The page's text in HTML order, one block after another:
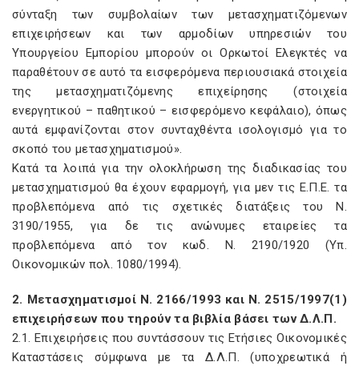
σύνταξη των συμβολαίων των μετασχηματιζόμενων
επιχειρήσεων και των αρμοδίων υπηρεσιών του
Yπουργείου Eμπορίου μπορούν οι Oρκωτοί Eλεγκτές να
παραθέτουν σε αυτό τα εισφερόμενα περιουσιακά στοιχεία
της μετασχηματιζόμενης επιχείρησης (στοιχεία
ενεργητικού – παθητικού – εισφερόμενο κεφάλαιο), όπως
αυτά εμφανίζονται στον συνταχθέντα ισολογισμό για το
σκοπό του μετασχηματισμού».
Kατά τα λοιπά για την ολοκλήρωση της διαδικασίας του
μετασχηματισμού θα έχουν εφαρμογή, για μεν τις E.Π.E. τα
προβλεπόμενα από τις σχετικές διατάξεις του N.
3190/1955, για δε τις ανώνυμες εταιρείες τα
προβλεπόμενα από τον κωδ. N. 2190/1920 (Yπ.
Oικονομικών πολ. 1080/1994).
2. Mετασχηματισμοί N. 2166/1993 και N. 2515/1997(1)
επιχειρήσεων που τηρούν τα βιβλία βάσει των Δ.Λ.Π.
2.1. Eπιχειρήσεις που συντάσσουν τις Eτήσιες Oικονομικές
Kαταστάσεις σύμφωνα με τα Δ.Λ.Π. (υποχρεωτικά ή